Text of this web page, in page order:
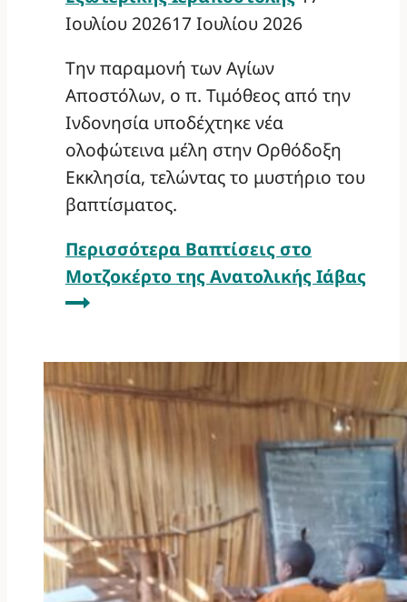
Ιουλίου 202617 Ιουλίου 2026
Την παραμονή των Αγίων
Αποστόλων, ο π. Τιμόθεος από την
Ινδονησία υποδέχτηκε νέα
ολοφώτεινα μέλη στην Ορθόδοξη
Εκκλησία, τελώντας το μυστήριο του
βαπτίσματος.
Περισσότερα Βαπτίσεις στο
Μοτζοκέρτο της Ανατολικής Ιάβας